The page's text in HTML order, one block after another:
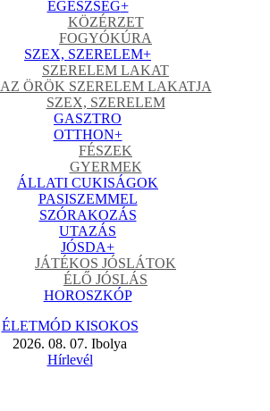
EGÉSZSÉG+
KÖZÉRZET
FOGYÓKÚRA
SZEX, SZERELEM+
SZERELEM LAKAT
AZ ÖRÖK SZERELEM LAKATJA
SZEX, SZERELEM
GASZTRO
OTTHON+
FÉSZEK
GYERMEK
ÁLLATI CUKISÁGOK
PASISZEMMEL
SZÓRAKOZÁS
UTAZÁS
JÓSDA+
JÁTÉKOS JÓSLÁTOK
ÉLŐ JÓSLÁS
HOROSZKÓP
ÉLETMÓD KISOKOS
2026. 08. 07. Ibolya
Hírlevél